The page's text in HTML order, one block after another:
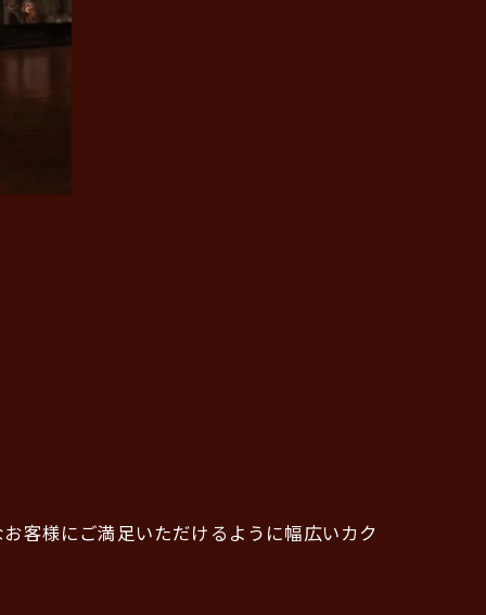
客様にご満足いただけるように幅広いカク